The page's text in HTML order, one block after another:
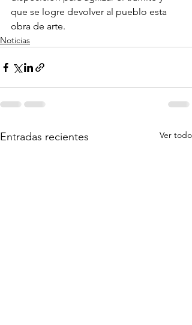
que se logre devolver al pueblo esta
obra de arte.
Noticias
Entradas recientes Ver todo